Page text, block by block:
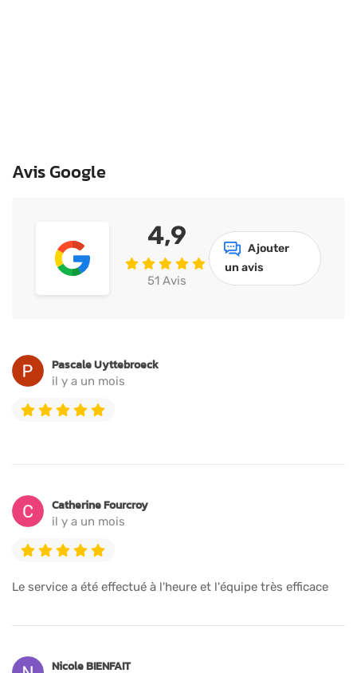
Avis Google
4,9
51 Avis
Ajouter
un avis
Pascale Uyttebroeck
il y a un mois
Catherine Fourcroy
il y a un mois
Le service a été effectué à l'heure et l'équipe très efficace
Nicole BIENFAIT